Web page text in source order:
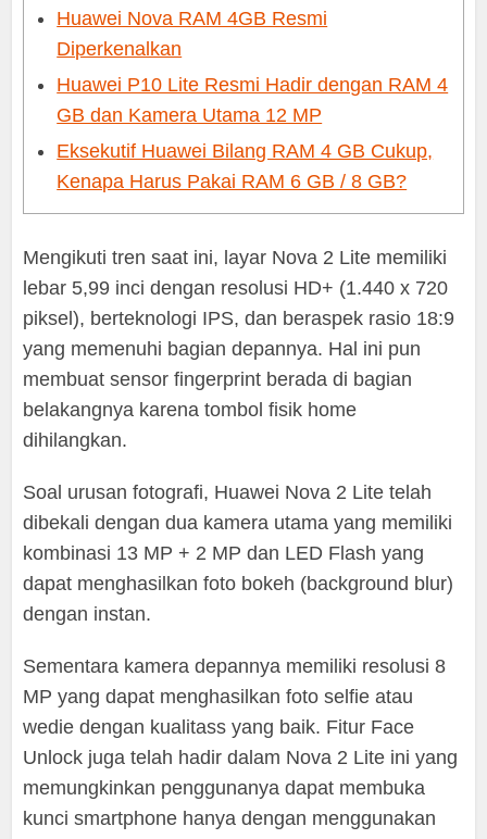
Huawei Nova RAM 4GB Resmi
Diperkenalkan
Huawei P10 Lite Resmi Hadir dengan RAM 4
GB dan Kamera Utama 12 MP
Eksekutif Huawei Bilang RAM 4 GB Cukup,
Kenapa Harus Pakai RAM 6 GB / 8 GB?
Mengikuti tren saat ini, layar Nova 2 Lite memiliki
lebar 5,99 inci dengan resolusi HD+ (1.440 x 720
piksel), berteknologi IPS, dan beraspek rasio 18:9
yang memenuhi bagian depannya. Hal ini pun
membuat sensor fingerprint berada di bagian
belakangnya karena tombol fisik home
dihilangkan.
Soal urusan fotografi, Huawei Nova 2 Lite telah
dibekali dengan dua kamera utama yang memiliki
kombinasi 13 MP + 2 MP dan LED Flash yang
dapat menghasilkan foto bokeh (background blur)
dengan instan.
Sementara kamera depannya memiliki resolusi 8
MP yang dapat menghasilkan foto selfie atau
wedie dengan kualitass yang baik. Fitur Face
Unlock juga telah hadir dalam Nova 2 Lite ini yang
memungkinkan penggunanya dapat membuka
kunci smartphone hanya dengan menggunakan